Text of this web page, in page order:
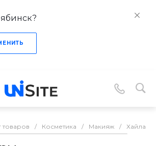
товаров / Косметика / Макияж /